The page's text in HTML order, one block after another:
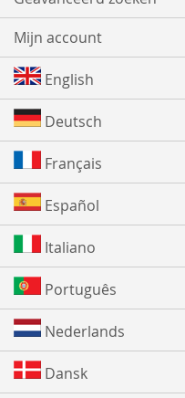
Mijn account
English
Deutsch
Français
Español
Italiano
Português
Nederlands
Dansk